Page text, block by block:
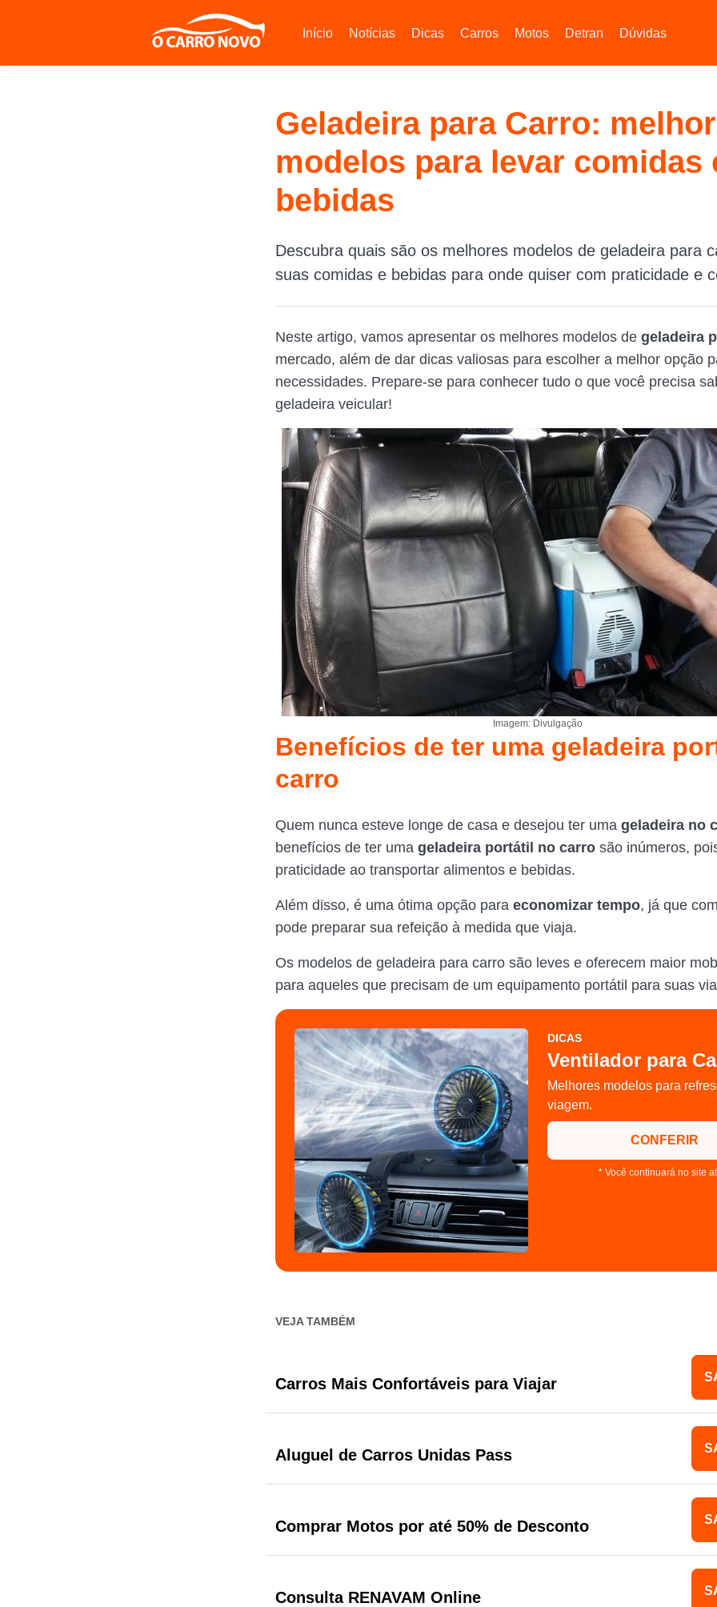
Início Notícias Dicas Carros Motos Detran Dúvidas
Geladeira para Carro:
modelos para levar comidas
bebidas
Descubra quais são os melhores modelos de geladeira para
suas comidas e bebidas para onde quiser com praticidade e
Neste artigo, vamos apresentar os melhores modelos de geladeira
mercado, além de dar dicas valiosas para escolher a melhor opção
necessidades. Prepare-se para conhecer tudo o que você precisa
geladeira veicular!
Imagem: Divulgação
Benefícios de ter uma geladeira
carro
Quem nunca esteve longe de casa e desejou ter uma geladeira no
benefícios de ter uma geladeira portátil no carro são inúmeros,
praticidade ao transportar alimentos e bebidas.
Além disso, é uma ótima opção para economizar tempo, já que
pode preparar sua refeição à medida que viaja.
Os modelos de geladeira para carro são leves e oferecem maior
para aqueles que precisam de um equipamento portátil para suas
DICAS
Ventilador para
Melhores modelos para
viagem.
CONFERIR
* Você continuará no site
VEJA TAMBÉM
Carros Mais Confortáveis para Viajar
Aluguel de Carros Unidas Pass
Comprar Motos por até 50% de Desconto
Consulta RENAVAM Online